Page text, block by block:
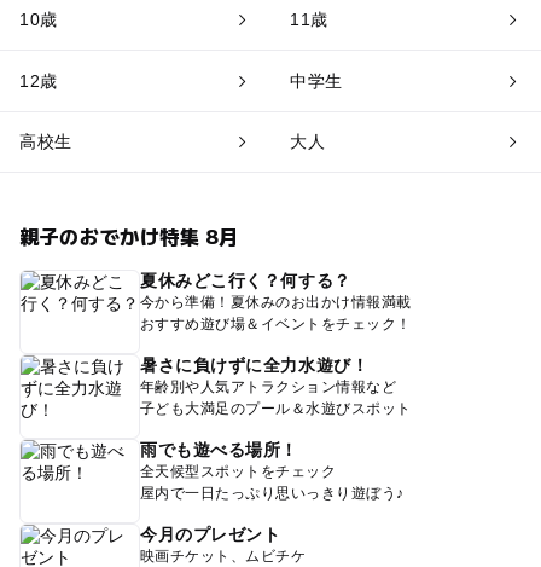
10歳 11歳
12歳 中学生
高校生 大人
親子のおでかけ特集 8月
夏休みどこ行く？何する？
今から準備！夏休みのお出かけ情報満載
おすすめ遊び場＆イベントをチェック！
暑さに負けずに全力水遊び！
年齢別や人気アトラクション情報など
子ども大満足のプール＆水遊びスポット
雨でも遊べる場所！
全天候型スポットをチェック
屋内で一日たっぷり思いっきり遊ぼう♪
今月のプレゼント
映画チケット、ムビチケ